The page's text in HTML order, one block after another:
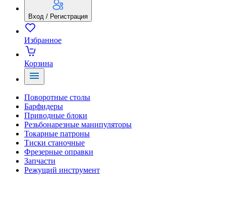
Вход / Регистрация
Избранное
Корзина
Поворотные столы
Барфидеры
Приводные блоки
Резьбонарезные манипуляторы
Токарные патроны
Тиски станочные
Фрезерные оправки
Запчасти
Режущий инструмент